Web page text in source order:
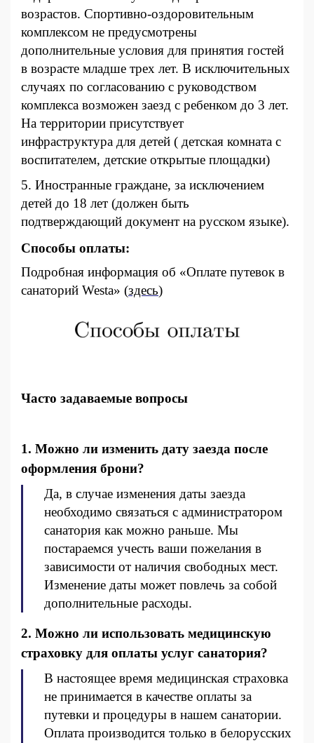
возрастов. Спортивно-оздоровительным
комплексом не предусмотрены
дополнительные условия для принятия гостей
в возрасте младше трех лет. В исключительных
случаях по согласованию с руководством
комплекса возможен заезд с ребенком до 3 лет.
На территории присутствует
инфраструктура для детей ( детская комната с
воспитателем, детские открытые площадки)
5. Иностранные граждане, за исключением
детей до 18 лет (должен быть
подтверждающий документ на русском языке).
Способы оплаты:
Подробная информация об «Оплате путевок в
санаторий Westa» (здесь)
Часто задаваемые вопросы
1. Можно ли изменить дату заезда после
оформления брони?
Да, в случае изменения даты заезда
необходимо связаться с администратором
санатория как можно раньше. Мы
постараемся учесть ваши пожелания в
зависимости от наличия свободных мест.
Изменение даты может повлечь за собой
дополнительные расходы.
2. Можно ли использовать медицинскую
страховку для оплаты услуг санатория?
В настоящее время медицинская страховка
не принимается в качестве оплаты за
путевки и процедуры в нашем санатории.
Оплата производится только в белорусских